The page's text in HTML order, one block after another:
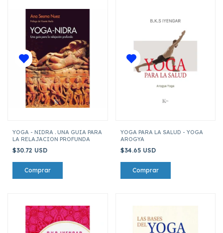
YOGA - NIDRA . UNA GUIA PARA
LA RELAJACION PROFUNDA
$30.72 USD
YOGA PARA LA SALUD - YOGA
AROGYA
$34.65 USD